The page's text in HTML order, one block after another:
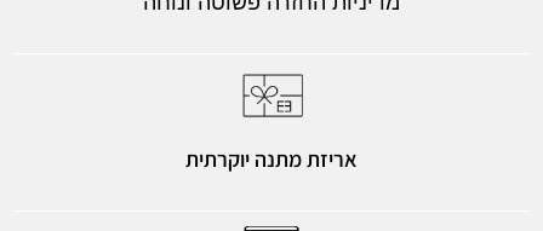
אריזת מתנה יוקרתית